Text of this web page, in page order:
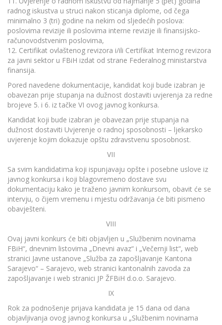
radnog iskustva u struci nakon sticanja diplome, od čega
minimalno 3 (tri) godine na nekim od sljedećih poslova:
poslovima revizije ili poslovima interne revizije ili finansijsko-
računovodstvenim poslovima,
12. Certifikat ovlaštenog revizora i/ili Certifikat Internog revizora
za javni sektor u FBiH izdat od strane Federalnog ministarstva
finansija.
Pored navedene dokumentacije, kandidat koji bude izabran je
obavezan prije stupanja na dužnost dostaviti uvjerenja za redne
brojeve 5. i 6. iz tačke VI ovog javnog konkursa.
Kandidat koji bude izabran je obavezan prije stupanja na
dužnost dostaviti Uvjerenje o radnoj sposobnosti – ljekarsko
uvjerenje kojim dokazuje opštu zdravstvenu sposobnost.
VII
Sa svim kandidatima koji ispunjavaju opšte i posebne uslove iz
javnog konkursa i koji blagovremeno dostave svu
dokumentaciju kako je traženo javnim konkursom, obavit će se
intervju, o čijem vremenu i mjestu održavanja će biti pismeno
obavješteni.
VIII
Ovaj javni konkurs će biti objavljen u „Službenim novinama
FBiH“, dnevnim listovima „Dnevni avaz“ i „Večernji list“, web
stranici Javne ustanove „Služba za zapošljavanje Kantona
Sarajevo“ – Sarajevo, web stranici kantonalnih zavoda za
zapošljavanje i web stranici JP ŽFBiH d.o.o. Sarajevo.
IX
Rok za podnošenje prijava kandidata je 15 dana od dana
objavljivanja ovog javnog konkursa u „Službenim novinama